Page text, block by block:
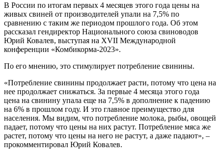
В России по итогам первых 4 месяцев этого года цены на
живых свиней от производителей упали на 7,5% по
сравнению с таким же периодом прошлого года. Об этом
рассказал гендиректор Национального союза свиноводов
Юрий Ковалев, выступая на XVII Международной
конференции «Комбикорма-2023».
По его мнению, это стимулирует потребление свинины.
«Потребление свинины продолжает расти, потому что цена на
нее продолжает снижаться. За первые 4 месяца этого года
цена на свинину упала еще на 7,5% в дополнение к падению
на 6% в прошлом году. И это главное преимущество для
населения. Мы видим, что потребление молока, рыбы, овощей
падает, потому что цены на них растут. Потребление мяса же
растет, потому что цены на него не растут, а даже падают», –
прокомментировал Юрий Ковалев.